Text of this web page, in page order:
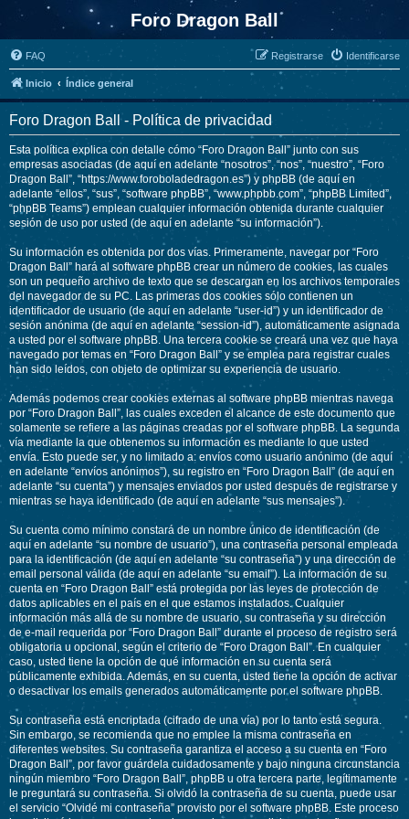
Foro Dragon Ball
FAQ Identificarse
Registrarse
Inicio Índice general
Foro Dragon Ball - Política de privacidad
Esta política explica con detalle cómo “Foro Dragon Ball” junto con sus
empresas asociadas (de aquí en adelante “nosotros”, “nos”, “nuestro”, “Foro
Dragon Ball”, “https://www.foroboladedragon.es”) y phpBB (de aquí en
adelante “ellos”, “sus”, “software phpBB”, “www.phpbb.com”, “phpBB Limited”,
“phpBB Teams”) emplean cualquier información obtenida durante cualquier
sesión de uso por usted (de aquí en adelante “su información”).
Su información es obtenida por dos vías. Primeramente, navegar por “Foro
Dragon Ball” hará al software phpBB crear un número de cookies, las cuales
son un pequeño archivo de texto que se descargan en los archivos temporales
del navegador de su PC. Las primeras dos cookies sólo contienen un
identificador de usuario (de aquí en adelante “user-id”) y un identificador de
sesión anónima (de aquí en adelante “session-id”), automáticamente asignada
a usted por el software phpBB. Una tercera cookie se creará una vez que haya
navegado por temas en “Foro Dragon Ball” y se emplea para registrar cuales
han sido leídos, con objeto de optimizar su experiencia de usuario.
Además podemos crear cookies externas al software phpBB mientras navega
por “Foro Dragon Ball”, las cuales exceden el alcance de este documento que
solamente se refiere a las páginas creadas por el software phpBB. La segunda
vía mediante la que obtenemos su información es mediante lo que usted
envía. Esto puede ser, y no limitado a: envíos como usuario anónimo (de aquí
en adelante “envíos anónimos”), su registro en “Foro Dragon Ball” (de aquí en
adelante “su cuenta”) y mensajes enviados por usted después de registrarse y
mientras se haya identificado (de aquí en adelante “sus mensajes”).
Su cuenta como mínimo constará de un nombre único de identificación (de
aquí en adelante “su nombre de usuario”), una contraseña personal empleada
para la identificación (de aquí en adelante “su contraseña”) y una dirección de
email personal válida (de aquí en adelante “su email”). La información de su
cuenta en “Foro Dragon Ball” está protegida por las leyes de protección de
datos aplicables en el país en el que estamos instalados. Cualquier
información más allá de su nombre de usuario, su contraseña y su dirección
de e-mail requerida por “Foro Dragon Ball” durante el proceso de registro será
obligatoria u opcional, según el criterio de “Foro Dragon Ball”. En cualquier
caso, usted tiene la opción de qué información en su cuenta será
públicamente exhibida. Además, en su cuenta, usted tiene la opción de activar
o desactivar los emails generados automáticamente por el software phpBB.
Su contraseña está encriptada (cifrado de una vía) por lo tanto está segura.
Sin embargo, se recomienda que no emplee la misma contraseña en
diferentes websites. Su contraseña garantiza el acceso a su cuenta en “Foro
Dragon Ball”, por favor guárdela cuidadosamente y bajo ninguna circunstancia
ningún miembro “Foro Dragon Ball”, phpBB u otra tercera parte, legítimamente
le preguntará su contraseña. Si olvidó la contraseña de su cuenta, puede usar
el servicio “Olvidé mi contraseña” provisto por el software phpBB. Este proceso